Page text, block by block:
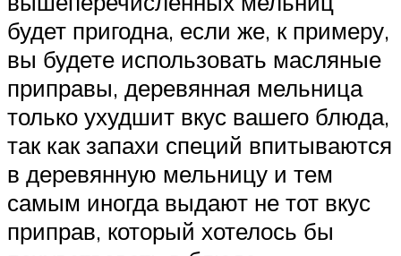
будет пригодна, если же, к примеру,
вы будете использовать масляные
приправы, деревянная мельница
только ухудшит вкус вашего блюда,
так как запахи специй впитываются
в деревянную мельницу и тем
самым иногда выдают не тот вкус
приправ, который хотелось бы